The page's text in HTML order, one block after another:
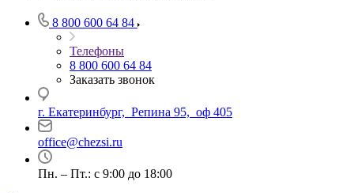
8 800 600 64 84
Телефоны
8 800 600 64 84
Заказать звонок
г. Екатеринбург, Репина 95, оф 405
office@chezsi.ru
Пн. – Пт.: с 9:00 до 18:00